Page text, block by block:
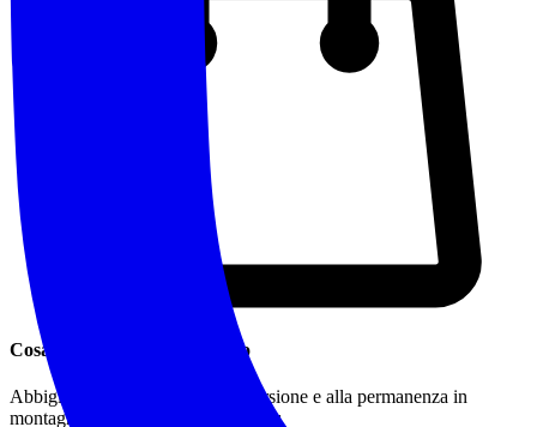
Cosa Portare / Abbigliamento
Abbigliamento idoneo a una escursione e alla permanenza in
montagna o in natura, in particolare: